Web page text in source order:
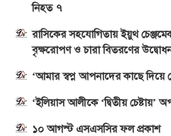
নিহত ৭
রাসিকের সহযোগিতায় ইয়ুথ
বৃক্ষরোপণ ও চারা বিতরণের
‘আমার স্বপ্ন আপনাদের কাছে দিয়ে
‘ইলিয়াস আলীকে ‘দ্বিতীয়
১০ আগস্ট এসএসসির ফল প্রকাশ